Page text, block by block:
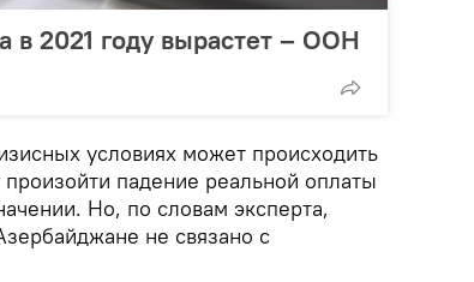
в 2021 году вырастет – ООН
условиях может происходить
падение реальной оплаты
Но, по словам эксперта,
не связано с